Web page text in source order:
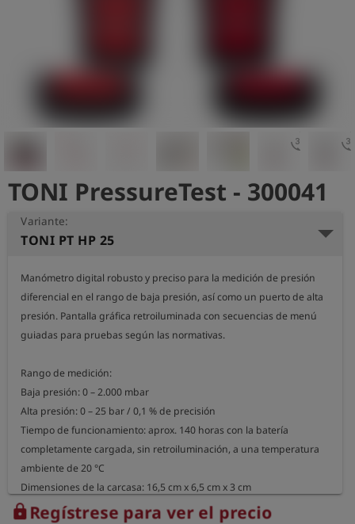
3d_rotation
TONI PressureTest - 300041
Variante:
TONI PT HP 25
Manómetro digital robusto y preciso para la medición de presión
diferencial en el rango de baja presión, así como un puerto de alta
presión. Pantalla gráfica retroiluminada con secuencias de menú
guiadas para pruebas según las normativas.
Rango de medición:
Baja presión: 0 – 2.000 mbar
Alta presión: 0 – 25 bar / 0,1 % de precisión
Tiempo de funcionamiento: aprox. 140 horas con la batería
completamente cargada, sin retroiluminación, a una temperatura
ambiente de 20 °C
Dimensiones de la carcasa: 16,5 cm x 6,5 cm x 3 cm
Peso del dispositivo: aprox. 280 g
lock Regístrese para ver el precio